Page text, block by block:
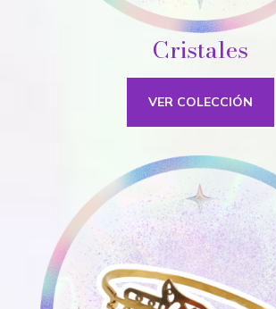
Cristales
VER COLECCIÓN